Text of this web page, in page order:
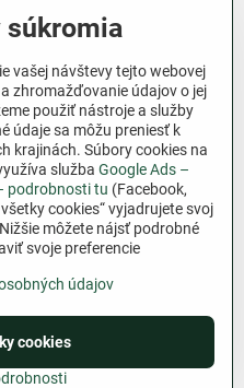
dotácií​. Fungujeme len
veria v poctivú prácu a
na Jutro​.sk nám pomáha
zmysel – pomáhať
srdcom​.
ochrany osobných údajov
súkromia
vašej návštevy tejto webovej
zhromažďovanie údajov o jej
použiť nástroje a služby
údaje sa môžu preniesť k
krajinách. Súbory cookies na
služba Google Ads –
podrobnosti tu (Facebook,
cookies“ vyjadrujete svoj
môžete nájsť podrobné
svoje preferencie
údajov
cookies